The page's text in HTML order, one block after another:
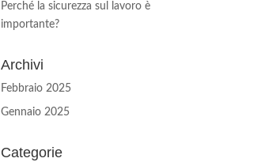
Perché la sicurezza sul lavoro è
importante?
Archivi
Febbraio 2025
Gennaio 2025
Categorie